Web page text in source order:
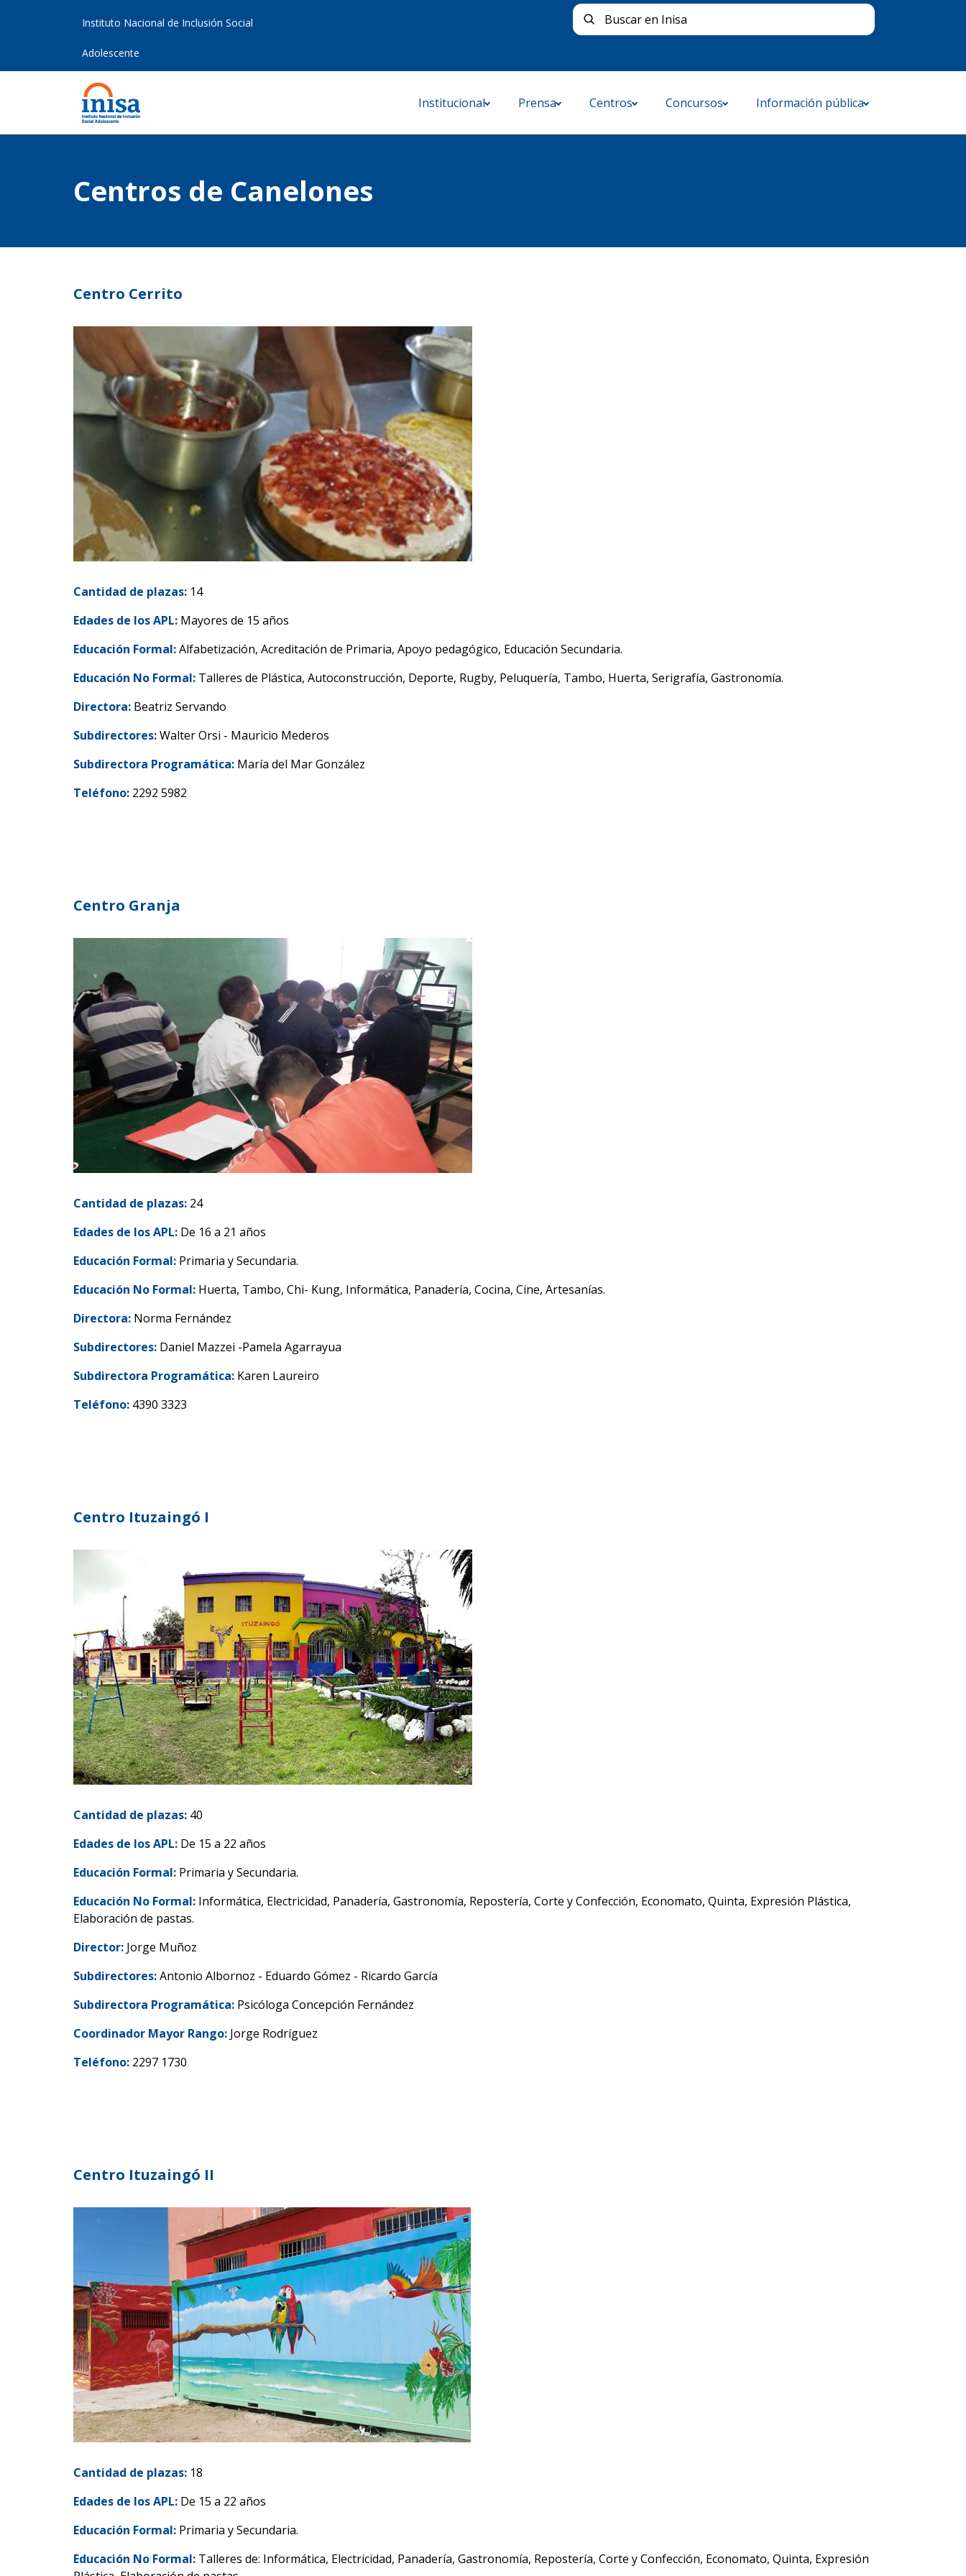
Instituto Nacional de Inclusión Social
Adolescente
Buscar en Inisa Buscar
Institucional Prensa Centros Concursos Información pública
Centros de Canelones
Centro Cerrito
Cantidad de plazas: 14
Edades de los APL: Mayores de 15 años
Educación Formal:Alfabetización, Acreditación de Primaria, Apoyo pedagógico, Educación Secundaria.
Educación No Formal: Talleres de Plástica, Autoconstrucción, Deporte, Rugby, Peluquería, Tambo, Huerta, Serigrafía, Gastronomía.
Directora: Beatriz Servando
Subdirectores:Walter Orsi - Mauricio Mederos
Subdirectora Programática: María del Mar González
Teléfono: 2292 5982
Centro Granja
Cantidad de plazas: 24
Edades de los APL: De 16 a 21 años
Educación Formal: Primaria y Secundaria.
Educación No Formal: Huerta, Tambo, Chi- Kung, Informática, Panadería, Cocina, Cine, Artesanías.
Directora: Norma Fernández
Subdirectores: Daniel Mazzei -Pamela Agarrayua
Subdirectora Programática: Karen Laureiro
Teléfono: 4390 3323
Centro Ituzaingó I
Cantidad de plazas: 40
Edades de los APL: De 15 a 22 años
Educación Formal: Primaria y Secundaria.
Educación No Formal: Informática, Electricidad, Panadería, Gastronomía, Repostería, Corte y Confección, Economato, Quinta, Expresión Plástica,
Elaboración de pastas.
Director: Jorge Muñoz
Subdirectores:Antonio Albornoz - Eduardo Gómez - Ricardo García
Subdirectora Programática: Psicóloga Concepción Fernández
Coordinador Mayor Rango: Jorge Rodríguez
Teléfono: 2297 1730
Centro Ituzaingó II
Cantidad de plazas: 18
Edades de los APL: De 15 a 22 años
Educación Formal: Primaria y Secundaria.
Educación No Formal: Talleres de: Informática, Electricidad, Panadería, Gastronomía, Repostería, Corte y Confección, Economato, Quinta, Expresión